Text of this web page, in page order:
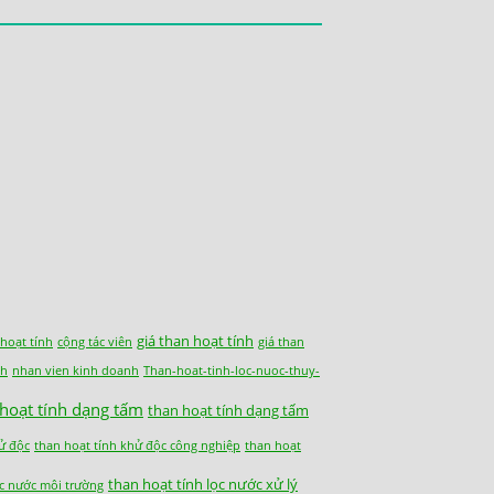
tính cộng tác viên giá than hoạt tính giá than
nhan vien kinh doanh Than-hoat-tinh-loc-nuoc-thuy-
tính dạng tấm than hoạt tính dạng tấm
độc than hoạt tính khử độc công nghiệp than hoạt
nước môi trường than hoạt tính lọc nước xử lý